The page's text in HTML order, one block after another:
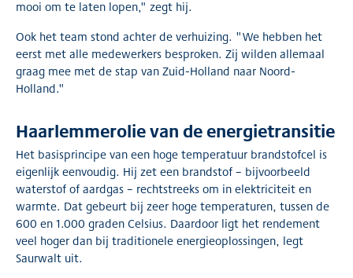
mooi om te laten lopen," zegt hij.
Ook het team stond achter de verhuizing. "We hebben het
eerst met alle medewerkers besproken. Zij wilden allemaal
graag mee met de stap van Zuid-Holland naar Noord-
Holland."
Haarlemmerolie van de energietransitie
Het basisprincipe van een hoge temperatuur brandstofcel is
eigenlijk eenvoudig. Hij zet een brandstof – bijvoorbeeld
waterstof of aardgas – rechtstreeks om in elektriciteit en
warmte. Dat gebeurt bij zeer hoge temperaturen, tussen de
600 en 1.000 graden Celsius. Daardoor ligt het rendement
veel hoger dan bij traditionele energieoplossingen, legt
Saurwalt uit.